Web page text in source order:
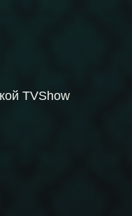
TVShow